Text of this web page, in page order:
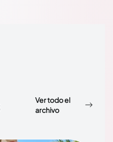
Ver todo el
archivo